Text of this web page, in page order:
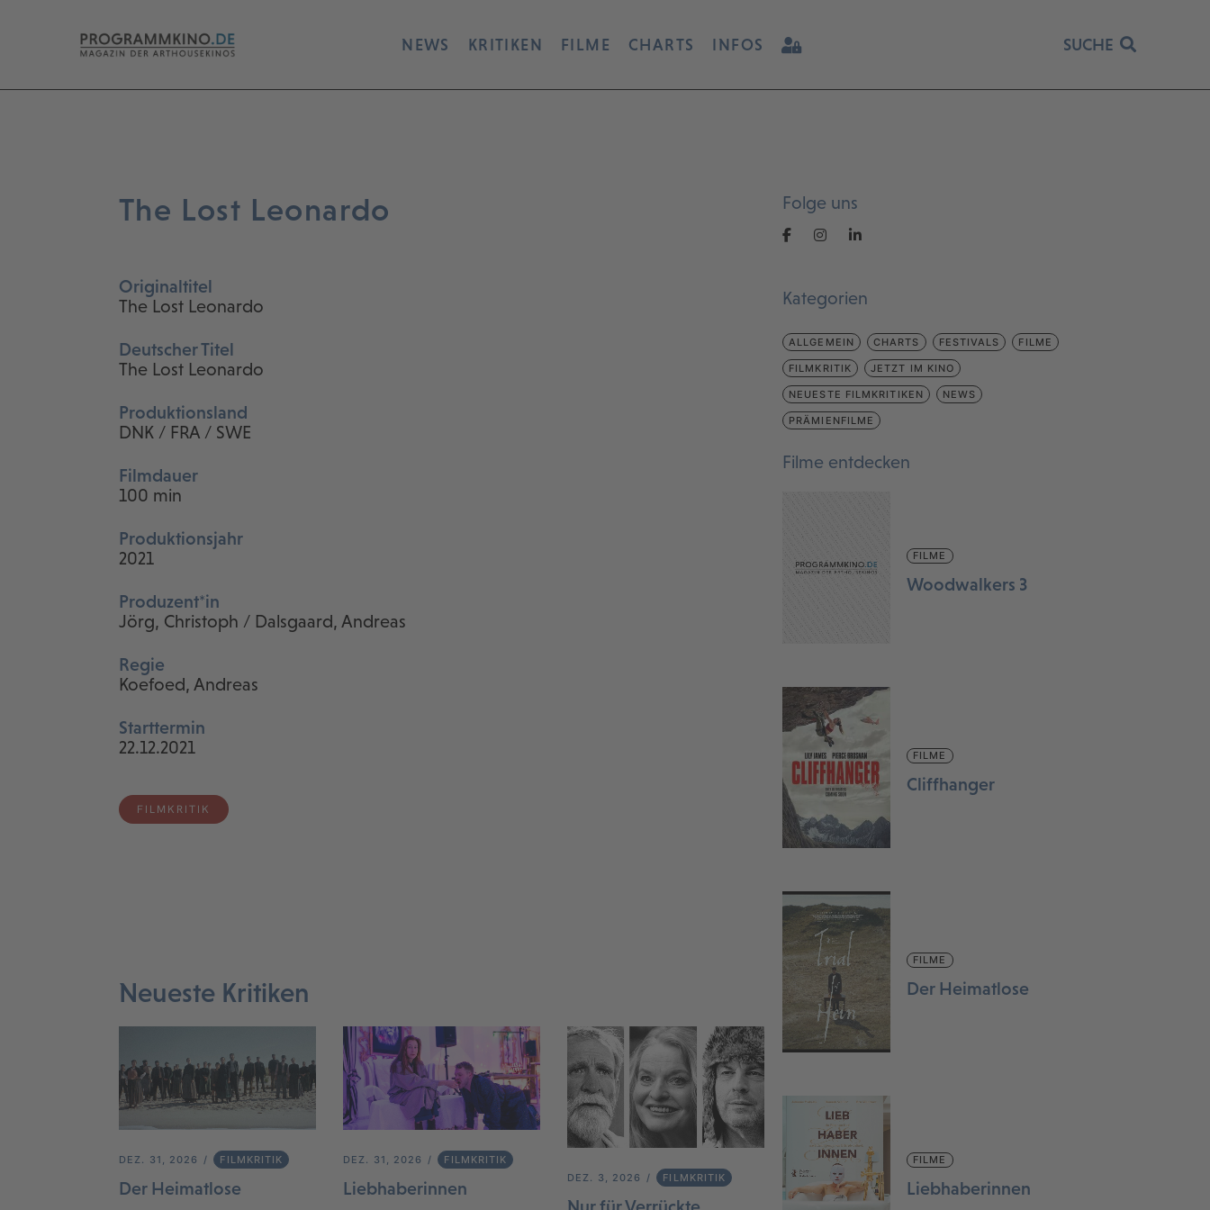
NEWS KRITIKEN FILME CHARTS INFOS SUCHE
The Lost Leonardo
Originaltitel
The Lost Leonardo
Deutscher Titel
The Lost Leonardo
Produktionsland
DNK / FRA / SWE
Filmdauer
100 min
Produktionsjahr
2021
Produzent*in
Jörg, Christoph / Dalsgaard, Andreas
Regie
Koefoed, Andreas
Starttermin
22.12.2021
FILMKRITIK
Neueste Kritiken
DEZ. 31, 2026 FILMKRITIK
Der Heimatlose
DEZ. 31, 2026 FILMKRITIK
Liebhaberinnen
DEZ. 3, 2026 FILMKRITIK
Folge uns
Kategorien
ALLGEMEIN CHARTS FESTIVALS FILME
FILMKRITIK JETZT IM KINO
NEUESTE FILMKRITIKEN NEWS
PRÄMIENFILME
Filme entdecken
FILME
Woodwalkers 3
FILME
Cliffhanger
FILME
Der Heimatlose
FILME
Liebhaberinnen